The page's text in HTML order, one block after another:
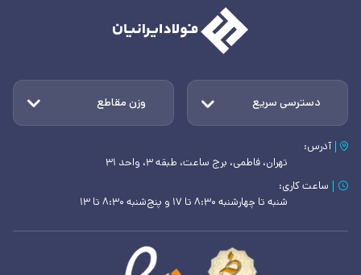
دسترسی سریع وزن مقاطع
آدرس:
تهران، فاطمی، برج ساعت، طبقه ۳، واحد ۳۱
ساعت کاری:
شنبه تا چهارشنبه ۸:۳۰ تا ۱۷ و پنج‌شنبه ۸:۳۰ تا ۱۳